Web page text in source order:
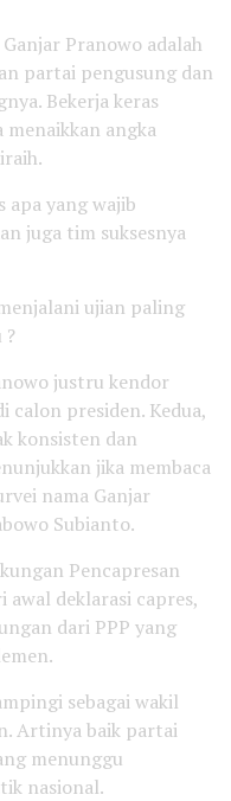
Pranowo adalah
partai pengusung dan
Bekerja keras
angka
apa yang wajib
juga tim suksesnya
ujian paling
?
justru kendor
calon presiden. Kedua,
konsisten dan
jika membaca
nama Ganjar
Subianto.
Pencapresan
deklarasi capres,
dari PPP yang
sebagai wakil
Artinya baik partai
menunggu
nasional.